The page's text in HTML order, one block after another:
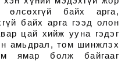
өлсөхгүй байх арга,
байх арга гээд олон
цай хийж ууна гэдэг
амьдрал, том шинжлэх
ямар болж байгааг